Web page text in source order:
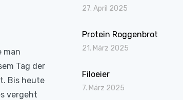
man
Tag der
Bis heute
vergeht
27. April 2025
Protein Roggenbrot
21. März 2025
Filoeier
7. März 2025